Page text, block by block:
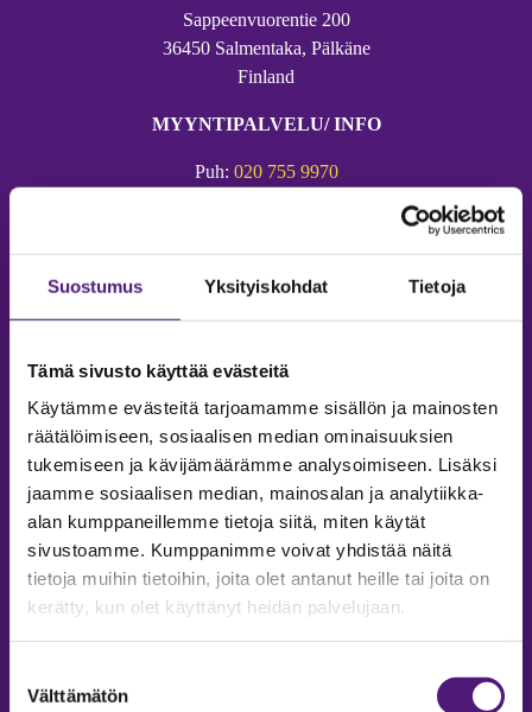
Suostumus Yksityiskohdat Tietoja
Tämä sivusto käyttää evästeitä
Käytämme evästeitä tarjoamamme sisällön ja mainosten
räätälöimiseen, sosiaalisen median ominaisuuksien
tukemiseen ja kävijämäärämme analysoimiseen. Lisäksi
jaamme sosiaalisen median, mainosalan ja analytiikka-
alan kumppaneillemme tietoja siitä, miten käytät
sivustoamme. Kumppanimme voivat yhdistää näitä
tietoja muihin tietoihin, joita olet antanut heille tai joita on
kerätty, kun olet käyttänyt heidän palvelujaan.
valinta
Välttämätön
Sappeenvuorentie 200
36450 Salmentaka, Pälkäne
Finland
MYYNTIPALVELU/ INFO
Puh: 020 755 9970
MAJOITUS